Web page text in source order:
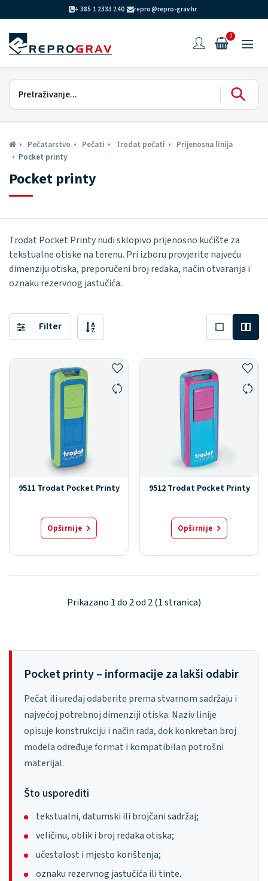
+ 385 1 2333 240 repro@repro-grav.hr
0
Pocket printy
Pečatarstvo Pečati Trodat pečati
Prijenosna linija
Pocket printy
Trodat Pocket Printy nudi sklopivo prijenosno kućište za
tekstualne otiske na terenu. Pri izboru provjerite najveću
dimenziju otiska, preporučeni broj redaka, način otvaranja i
oznaku rezervnog jastučića.
Filter
9511 Trodat Pocket Printy
Opširnije
9512 Trodat Pocket Printy
Opširnije
Prikazano 1 do 2 od 2 (1 stranica)
Pocket printy – informacije za lakši odabir
Pečat ili uređaj odaberite prema stvarnom sadržaju i
najvećoj potrebnoj dimenziji otiska. Naziv linije
opisuje konstrukciju i način rada, dok konkretan broj
modela određuje format i kompatibilan potrošni
materijal.
Što usporediti
tekstualni, datumski ili brojčani sadržaj;
veličinu, oblik i broj redaka otiska;
učestalost i mjesto korištenja;
oznaku rezervnog jastučića ili tinte.